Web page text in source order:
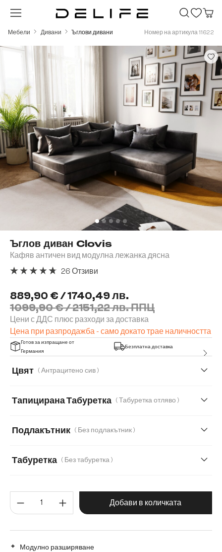
Преминете към основното съдържание
Мебели Дивани Ъглови дивани Номер на артикула 11622
Ъглов диван Clovis
Кафяв античен вид модулна лежанка дясна
889,90 € / 1740,49 лв.
1099,90 € / 2151,22 лв. ППЦ
Цени с ДДС плюс разходи за доставка
Цена при разпродажба - само докато трае наличността
26 Отзиви
Готов за изпращане от
Германия
Безплатна доставка
Цвят ( Антрацитено сив )
Тапицирана Табуретка ( Табуретка отляво )
Подлакътник ( Без подлакътник )
Табуретка ( Без табуретка )
Количество на продукта:
Добави в количката
Модулно разширяване
Пропуснете галерия с изображения